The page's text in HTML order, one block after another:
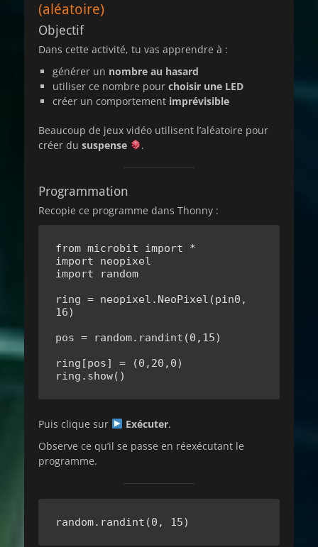
(aléatoire)
Objectif
Dans cette activité, tu vas apprendre à :
générer un nombre au hasard
utiliser ce nombre pour choisir une LED
créer un comportement imprévisible
Beaucoup de jeux vidéo utilisent l’aléatoire pour
créer du suspense .
Programmation
Recopie ce programme dans Thonny :
from microbit import *
import neopixel
import random
ring = neopixel.NeoPixel(pin0,
16)
pos = random.randint(0,15)
ring[pos] = (0,20,0)
ring.show()
Puis clique sur Exécuter.
Observe ce qu’il se passe en réexécutant le
programme.
random.randint(0, 15)